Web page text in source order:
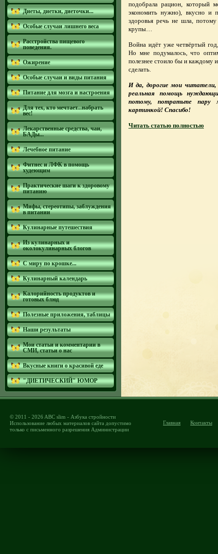
Диеты, диетки, диеточки...
Особые случаи лишнего веса
Расстройства пищевого
поведения.
Ожирение
Особые случаи и виды питания
Питание для мозга и настроения
Для тех, кто мечтает...набрать
вес!
Лекарственные средства, чаи,
БАДы...
Лечебное питание
Фитнес и ЛФК в помощь
худеющим
Практические шаги к здоровому
питанию
Мифы, стереотипы, заблуждения
в питании
Кулинарные путешествия
Из кулинарных и
околокулинарных блогов
С миру по крошке...
Кулинарный календарь
Калорийность продуктов и
готовых блюд
Полезные приложения, таблицы
Наши результаты
Мои статьи и комментарии в
СМИ, статьи о нас
Вкусные книги о красивой еде
"ДИЕТИЧЕСКИЙ" ЮМОР
подобрала рацион, который
экономить нужно), вкусно и
здоровья речь не шла,
крупы…
Война идёт уже четвёртый
Но мне подумалось, что
полезнее стоило бы и каждому
сделать.
И да, дорогие мои
реальная помощь
потому, потратьте пару
картинкой! Спасибо!
Читать статью полностью
Главная Контакты
© 2011 - 2026 ABC slim - Азбука стройности
Использование любых материалов сайта допустимо
только с письменного разрешения Администрации